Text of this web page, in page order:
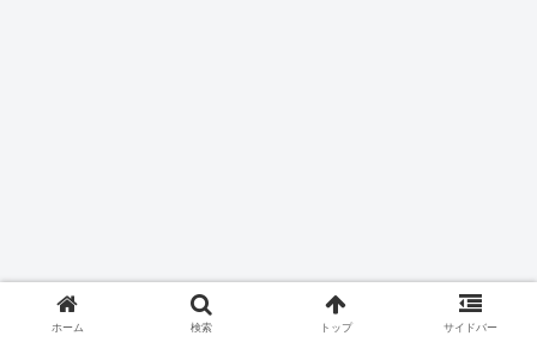
ホーム 検索 トップ サイドバー